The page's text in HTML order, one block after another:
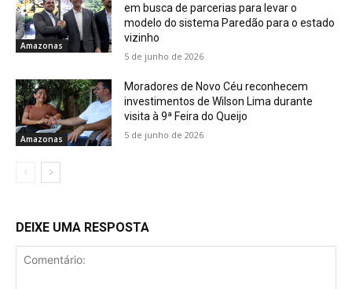
Amazonas
em busca de parcerias para levar o
modelo do sistema Paredão para o estado
vizinho
5 de junho de 2026
Amazonas
Moradores de Novo Céu reconhecem
investimentos de Wilson Lima durante
visita à 9ª Feira do Queijo
5 de junho de 2026
DEIXE UMA RESPOSTA